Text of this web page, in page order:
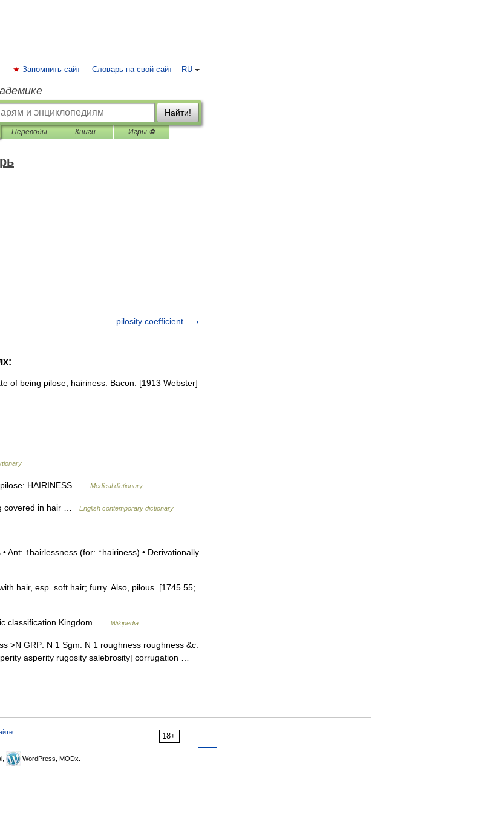
RU
Запомнить сайт Словарь на свой сайт
Найти!
Переводы Книги Игры ⚽
pilosity coefficient
of being pilose; hairiness. Bacon. [1913 Webster]
HAIRINESS … Medical dictionary
covered in hair … English contemporary dictionary
Ant: ↑hairlessness (for: ↑hairiness) • Derivationally
hair, esp. soft hair; furry. Also, pilous. [1745 55;
classification Kingdom … Wikipedia
>N GRP: N 1 Sgm: N 1 roughness roughness &c.
asperity rugosity salebrosity| corrugation …
18+
WordPress, MODx.